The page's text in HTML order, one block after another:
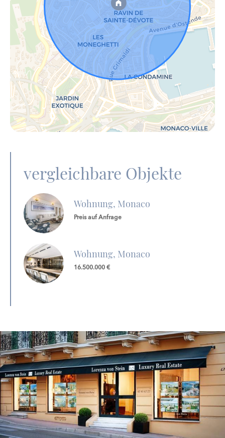
vergleichbare Objekte
Wohnung, Monaco
Preis auf Anfrage
Wohnung, Monaco
16.500.000 €